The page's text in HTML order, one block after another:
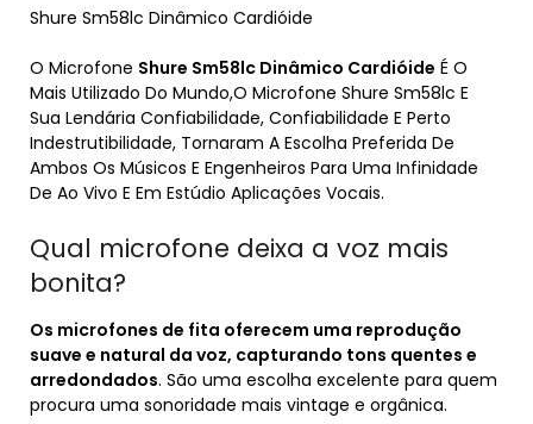
Shure Sm58lc Dinâmico Cardióide
O Microfone Shure Sm58lc Dinâmico Cardióide É O
Mais Utilizado Do Mundo,O Microfone Shure Sm58lc E
Sua Lendária Confiabilidade, Confiabilidade E Perto
Indestrutibilidade, Tornaram A Escolha Preferida De
Ambos Os Músicos E Engenheiros Para Uma Infinidade
De Ao Vivo E Em Estúdio Aplicações Vocais.
Qual microfone deixa a voz mais
bonita?
Os microfones de fita oferecem uma reprodução
suave e natural da voz, capturando tons quentes e
arredondados. São uma escolha excelente para quem
procura uma sonoridade mais vintage e orgânica.